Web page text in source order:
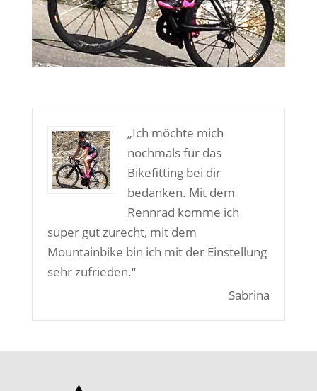
„Ich möchte mich
nochmals für das
Bikefitting bei dir
bedanken. Mit dem
Rennrad komme ich
super gut zurecht, mit dem
Mountainbike bin ich mit der Einstellung
sehr zufrieden.“
Sabrina